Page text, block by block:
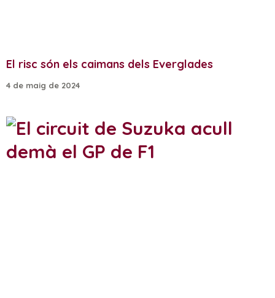
El risc són els caimans dels Everglades
4 de maig de 2024